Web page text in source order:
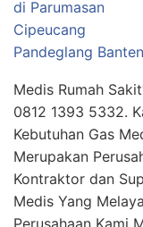
Medis Rumah
0812 1393 5332.
Kebutuhan Gas
Merupakan
Kontraktor dan
Medis Yang
Perusahaan Kami